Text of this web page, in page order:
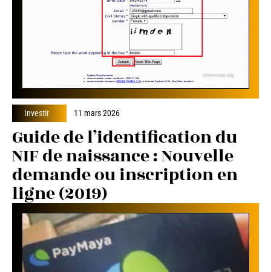
Investir 11 mars 2026
Guide de l’identification du
NIF de naissance : Nouvelle
demande ou inscription en
ligne (2019)